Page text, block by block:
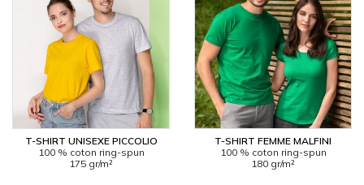
T-SHIRT UNISEXE PICCOLIO
100 % coton ring-spun
175 gr/m²
T-SHIRT FEMME MALFINI
100 % coton ring-spun
180 gr/m²